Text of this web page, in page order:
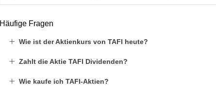
Häufige Fragen
Wie ist der Aktienkurs von TAFI heute?
Zahlt die Aktie TAFI Dividenden?
Wie kaufe ich TAFI-Aktien?